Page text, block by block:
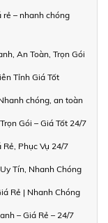
rẻ – nhanh chóng
An Toàn, Trọn Gói
Tỉnh Giá Tốt
chóng, an toàn
Gói – Giá Tốt 24/7
Rẻ, Phục Vụ 24/7
Tín, Nhanh Chóng
Rẻ | Nhanh Chóng
– Giá Rẻ – 24/7